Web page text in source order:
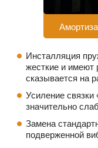
Инсталляция
жесткие и имеют
сказывается на
Усиление связки
значительно
Замена
подверженной